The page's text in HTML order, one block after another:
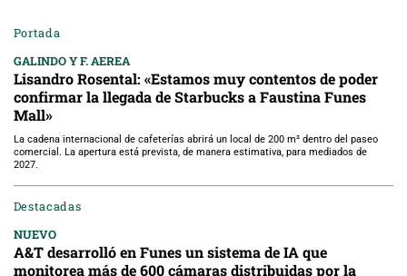
Portada
GALINDO Y F. AEREA
Lisandro Rosental: «Estamos muy contentos de poder
confirmar la llegada de Starbucks a Faustina Funes
Mall»
La cadena internacional de cafeterías abrirá un local de 200 m² dentro del paseo
comercial. La apertura está prevista, de manera estimativa, para mediados de
2027.
Destacadas
NUEVO
A&T desarrolló en Funes un sistema de IA que
monitorea más de 600 cámaras distribuidas por la